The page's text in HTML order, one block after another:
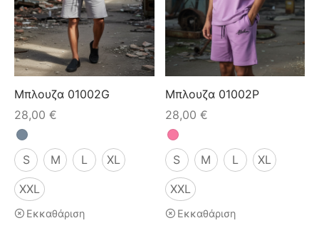
Μπλουζα 01002G
28,00 €
S M L XL
XXL
Εκκαθάριση
Μπλουζα 01002P
28,00 €
S M L XL
XXL
Εκκαθάριση